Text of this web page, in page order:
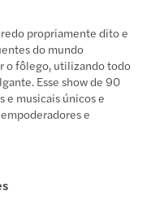
propriamente dito e
do mundo
o fôlego, utilizando todo
Esse show de 90
e musicais únicos e
e